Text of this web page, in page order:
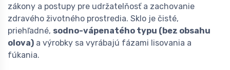
zákony a postupy pre udržatelňosť a zachovanie
zdravého životného prostredia. Sklo je čisté,
priehľadné, sodno-vápenatého typu (bez obsahu
olova) a výrobky sa vyrábajú fázami lisovania a
fúkania.